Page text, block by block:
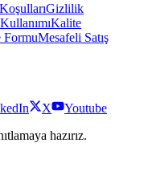
Gizlilik
Kalite
Mesafeli Satış
X
Youtube
hazırız.